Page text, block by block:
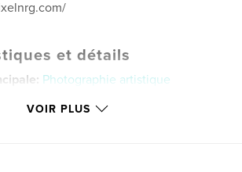
et détails
Photographie artistique
Portfolios
VOIR PLUS